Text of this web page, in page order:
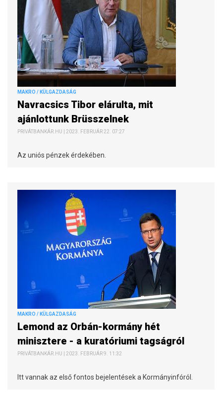
MAKRO / KÜLGAZDASÁG
Navracsics Tibor elárulta, mit
ajánlottunk Brüsszelnek
PRIVÁTBANKÁR.HU | 2023. FEBRUÁR 22. 07:27
Az uniós pénzek érdekében.
MAKRO / KÜLGAZDASÁG
Lemond az Orbán-kormány hét
minisztere - a kuratóriumi tagságról
PRIVÁTBANKÁR.HU | 2023. FEBRUÁR 9. 11:32
Itt vannak az első fontos bejelentések a Kormányinfóról.